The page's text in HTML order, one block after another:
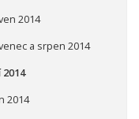
2014
a srpen 2014
2014